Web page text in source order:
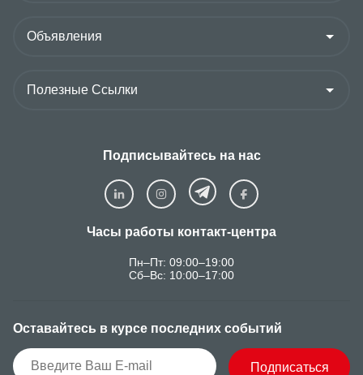
Подписывайтесь на нас
Часы работы контакт-центра
Пн–Пт: 09:00–19:00
Сб–Вс: 10:00–17:00
Оставайтесь в курсе последних событий
Подписаться